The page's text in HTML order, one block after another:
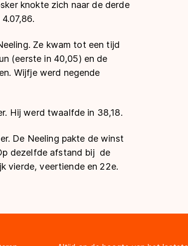
knokte zich naar de derde
Ze kwam tot een tijd
(eerste in 40,05) en de
Wijfje werd negende
Hij werd twaalfde in 38,18.
De Neeling pakte de winst
dezelfde afstand bij de
vierde, veertiende en 22e.